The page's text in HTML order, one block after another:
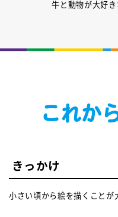
牛と動物が大好き
これか
きっかけ
小さい頃から絵を描くことが